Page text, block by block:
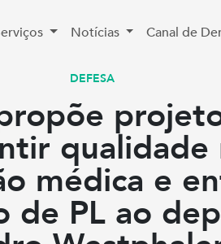
Notícias Canal de
DEFESA
qualidade
médica e
de PL ao